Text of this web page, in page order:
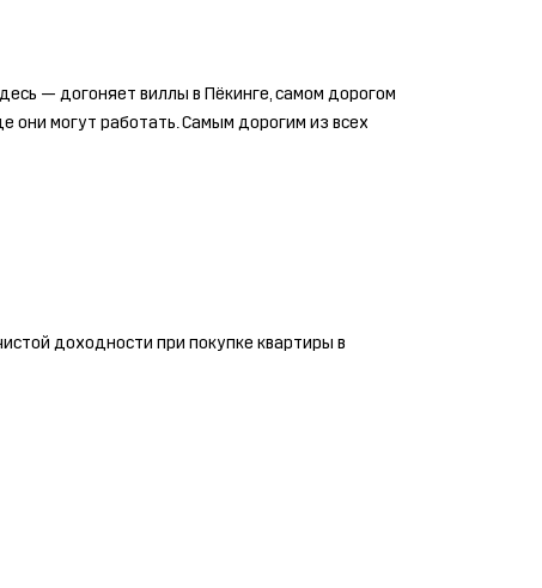
— догоняет виллы в Пёкинге, самом дорогом
они могут работать. Самым дорогим из всех
доходности при покупке квартиры в